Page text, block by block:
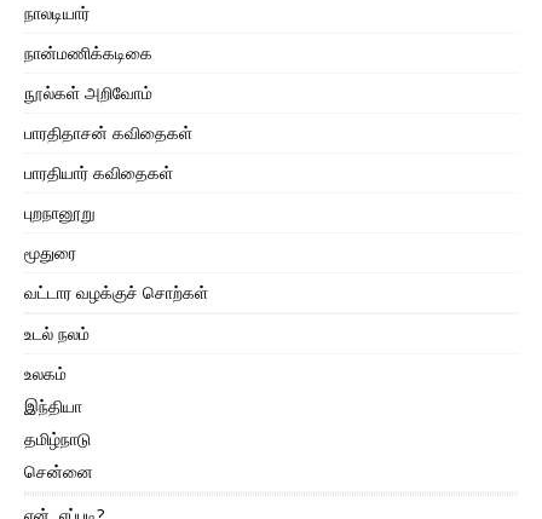
நாலடியார்
நான்மணிக்கடிகை
நூல்கள் அறிவோம்
பாரதிதாசன் கவிதைகள்
பாரதியார் கவிதைகள்
புறநானூறு
மூதுரை
வட்டார வழக்குச் சொற்கள்
உடல் நலம்
உலகம்
இந்தியா
தமிழ்நாடு
சென்னை